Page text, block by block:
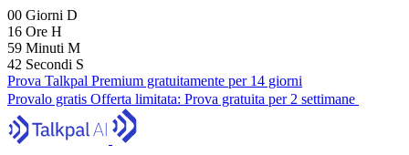
00 Giorni D
16 Ore H
59 Minuti M
41 Secondi S
Prova Talkpal Premium gratuitamente per 14 giorni
Provalo gratis Offerta limitata: Prova gratuita per 2 settimane